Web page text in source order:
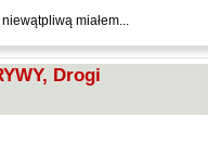
miałem...
Drogi